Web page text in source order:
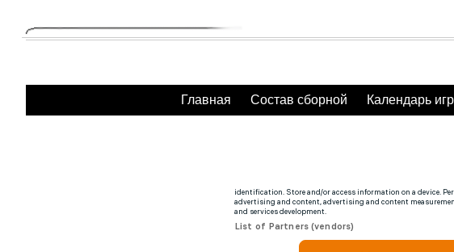
Главная Состав сборной Календарь игр